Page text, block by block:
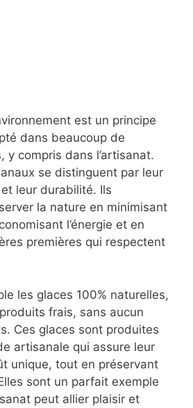
est un principe
dans beaucoup de
y compris dans l’artisanat.
se distinguent par leur
leur durabilité. Ils
la nature en minimisant
l’énergie et en
premières qui respectent
les glaces 100% naturelles,
frais, sans aucun
Ces glaces sont produites
artisanale qui assure leur
unique, tout en préservant
sont un parfait exemple
peut allier plaisir et